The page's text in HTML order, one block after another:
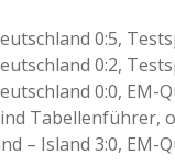
0:5,
0:2,
0:0, EM-
Tabellenführer,
– Island 3:0, EM-